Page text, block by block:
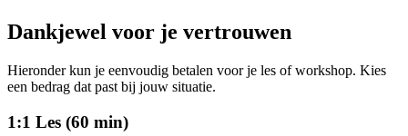
Dankjewel voor je vertrouwen
Hieronder kun je eenvoudig betalen voor je les of workshop. Kies
een bedrag dat past bij jouw situatie.
1:1 Les (60 min)